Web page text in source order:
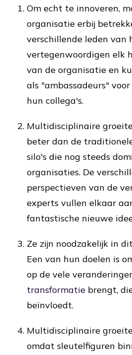
Om echt te innoveren,
organisatie erbij
verschillende leden van
vertegenwoordigen elk
van de organisatie en
als "ambassadeurs"
hun collega's.
Multidisciplinaire
beter dan de
silo's die nog steeds
organisaties. De
perspectieven van de
experts vullen elkaar
fantastische nieuwe
Ze zijn noodzakelijk in
Een van hun doelen is
op de vele
transformatie brengt,
beïnvloedt.
Multidisciplinaire
omdat sleutelfiguren